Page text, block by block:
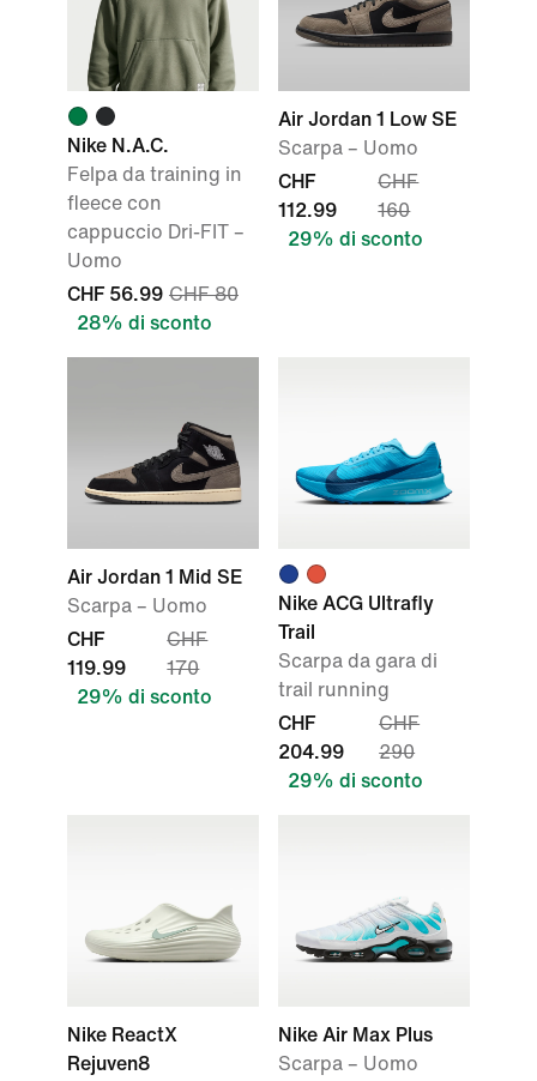
Nike N.A.C.
Felpa da training in
fleece con
cappuccio Dri-FIT –
Uomo
CHF 56.99 CHF 80
28% di sconto
Air Jordan 1 Low SE
Scarpa – Uomo
CHF
112.99
CHF
160
29% di sconto
Air Jordan 1 Mid SE
Scarpa – Uomo
CHF
119.99
CHF
170
29% di sconto
Nike ACG Ultrafly
Trail
Scarpa da gara di
trail running
CHF
204.99
CHF
290
29% di sconto
Nike ReactX
Rejuven8
Nike Air Max Plus
Scarpa – Uomo